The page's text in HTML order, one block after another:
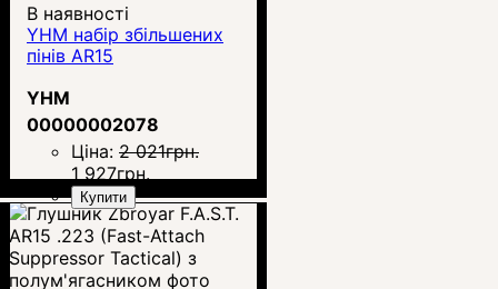
В наявності
YHM набір збільшених
пінів AR15
YHM
00000002078
Ціна: 2 021грн.
1 927грн.
Купити